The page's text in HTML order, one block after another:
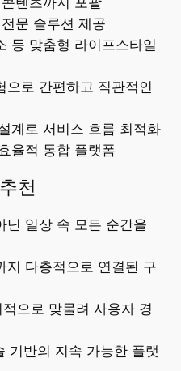
전문 솔루션 제공
등 맞춤형 라이프스타일
으로 간편하고 직관적인
계로 서비스 흐름 최적화
율적 통합 플랫폼
천
닌 일상 속 모든 순간을
지 다층적으로 연결된 구
으로 맞물려 사용자 경
기반의 지속 가능한 플랫